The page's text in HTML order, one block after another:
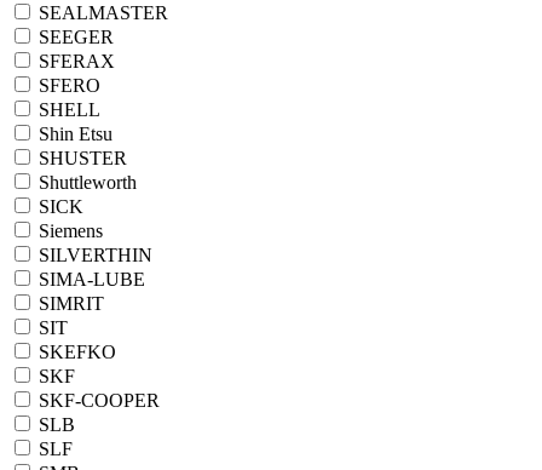
SEALMASTER
SEEGER
SFERAX
SFERO
SHELL
Shin Etsu
SHUSTER
Shuttleworth
SICK
Siemens
SILVERTHIN
SIMA-LUBE
SIMRIT
SIT
SKEFKO
SKF
SKF-COOPER
SLB
SLF